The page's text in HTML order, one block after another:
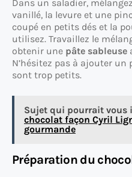
Dans un saladier,
vanillé, la levure et une
coupé en petits dés et la
utilisez. Travaillez le
obtenir une pâte sableuse
N’hésitez pas à ajouter
sont trop petits.
Sujet qui pourrait vous
chocolat façon Cyril
gourmande
Préparation du